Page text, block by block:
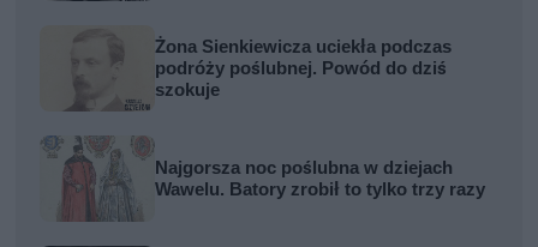
Żona Sienkiewicza uciekła podczas
podróży poślubnej. Powód do dziś
szokuje
Najgorsza noc poślubna w dziejach
Wawelu. Batory zrobił to tylko trzy razy